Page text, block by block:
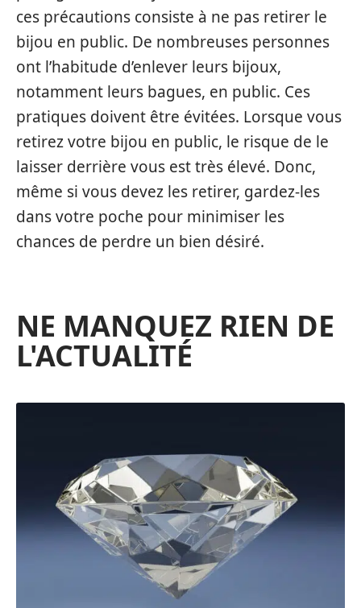
ces précautions consiste à ne pas retirer le
bijou en public. De nombreuses personnes
ont l’habitude d’enlever leurs bijoux,
notamment leurs bagues, en public. Ces
pratiques doivent être évitées. Lorsque vous
retirez votre bijou en public, le risque de le
laisser derrière vous est très élevé. Donc,
même si vous devez les retirer, gardez-les
dans votre poche pour minimiser les
chances de perdre un bien désiré.
NE MANQUEZ RIEN DE
L'ACTUALITÉ